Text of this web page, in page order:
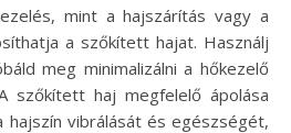
mint a hajszárítás vagy a
a szőkített hajat. Használj
meg minimalizálni a hőkezelő
szőkített haj megfelelő ápolása
hajszín vibrálását és egészségét,